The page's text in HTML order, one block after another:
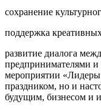
сохранение
поддержка
развитие диалога
предпринимателями и
мероприятии «Лидеры
праздником, но и
будущим, бизнесом и